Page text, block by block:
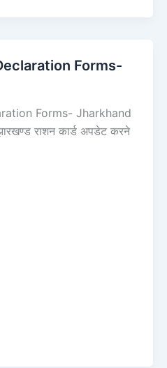
Forms-
Forms- Jharkhand
राशन कार्ड अपडेट करने